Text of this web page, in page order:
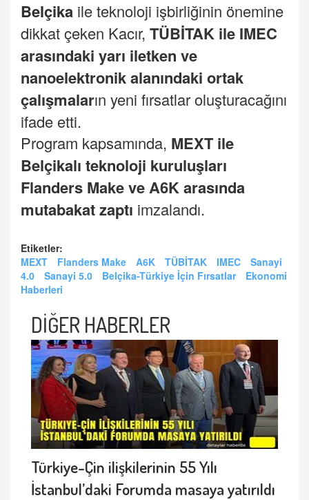
Belçika ile teknoloji işbirliğinin önemine
dikkat çeken Kacır, TÜBİTAK ile IMEC
arasındaki yarı iletken ve
nanoelektronik alanındaki ortak
çalışmaların yeni fırsatlar oluşturacağını
ifade etti.
Program kapsamında, MEXT ile
Belçikalı teknoloji kuruluşları
Flanders Make ve A6K arasında
mutabakat zaptı imzalandı.
Etiketler:
MEXT
Flanders Make A6K TÜBİTAK IMEC
Sanayi
4.0
Sanayi 5.0 Belçika-Türkiye İçin Fırsatlar
Ekonomi
Haberleri
DİĞER HABERLER
Türkiye-Çin ilişkilerinin 55 Yılı
İstanbul’daki Forumda masaya yatırıldı